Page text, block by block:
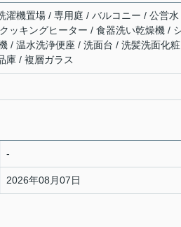
濯機置場 / 専用庭 / バルコニー / 公営水
ッキングヒーター / 食器洗い乾燥機 /
/ 温水洗浄便座 / 洗面台 / 洗髪洗面化粧
庫 / 複層ガラス
-
2026年08月07日